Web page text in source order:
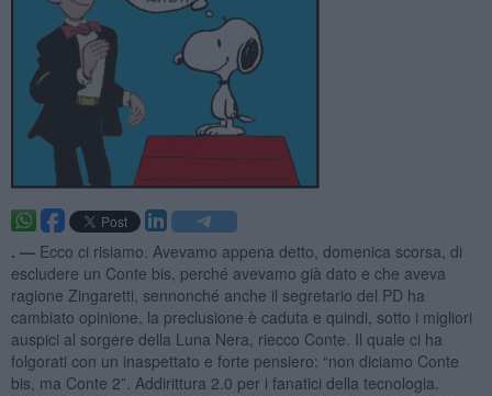
. — Ecco ci risiamo. Avevamo appena detto, domenica scorsa, di
escludere un Conte bis, perché avevamo già dato e che aveva
ragione Zingaretti, sennonché anche il segretario del PD ha
cambiato opinione, la preclusione è caduta e quindi, sotto i migliori
auspici al sorgere della Luna Nera, riecco Conte. Il quale ci ha
folgorati con un inaspettato e forte pensiero: “non diciamo Conte
bis, ma Conte 2”. Addirittura 2.0 per i fanatici della tecnologia.